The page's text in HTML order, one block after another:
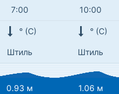
7:00 10:00
° (С) ° (С)
Штиль Штиль
0.93 м 1.06 м